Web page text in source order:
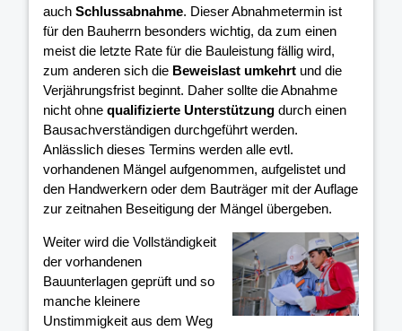
auch Schlussabnahme. Dieser Abnahmetermin ist
für den Bauherrn besonders wichtig, da zum einen
meist die letzte Rate für die Bauleistung fällig wird,
zum anderen sich die Beweislast umkehrt und die
Verjährungsfrist beginnt. Daher sollte die Abnahme
nicht ohne qualifizierte Unterstützung durch einen
Bausachverständigen durchgeführt werden.
Anlässlich dieses Termins werden alle evtl.
vorhandenen Mängel aufgenommen, aufgelistet und
den Handwerkern oder dem Bauträger mit der Auflage
zur zeitnahen Beseitigung der Mängel übergeben.
Weiter wird die Vollständigkeit
der vorhandenen
Bauunterlagen geprüft und so
manche kleinere
Unstimmigkeit aus dem Weg